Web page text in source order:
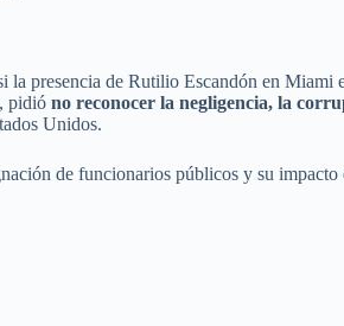
la presencia de Rutilio Escandón en Miami
pidió no reconocer la negligencia, la
Unidos.
de funcionarios públicos y su